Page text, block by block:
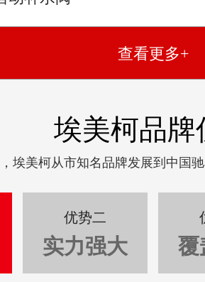
查看更多+
埃美柯品牌
埃美柯从市知名品牌发展到中国
优势二
实力强大 覆